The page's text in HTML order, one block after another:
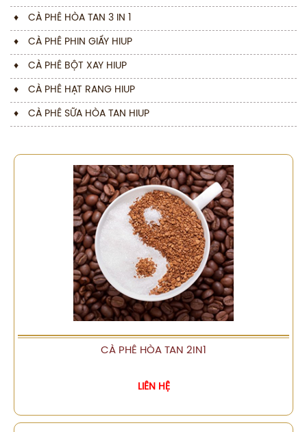
♦ CÀ PHÊ HÒA TAN 3 IN 1
♦ CÀ PHÊ PHIN GIẤY HIUP
♦ CÀ PHÊ BỘT XAY HIUP
♦ CÀ PHÊ HẠT RANG HIUP
♦ CÀ PHÊ SỮA HÒA TAN HIUP
CÀ PHÊ HÒA TAN 2IN1
LIÊN HỆ